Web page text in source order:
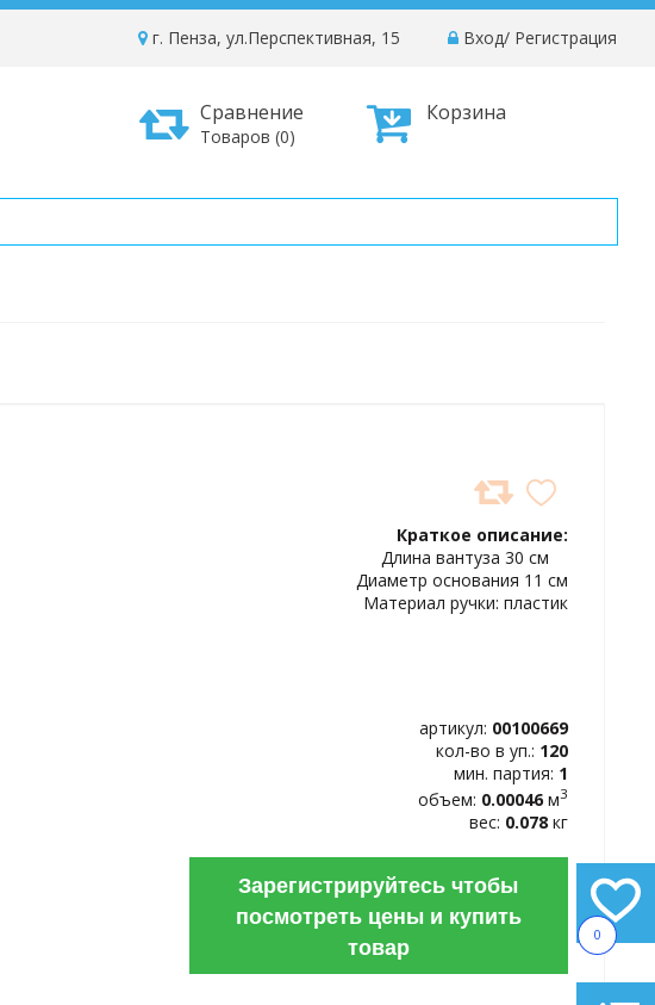
0
Вход/ Регистрация
г. Пенза, ул.Перспективная, 15
Корзина
Сравнение
Товаров (0)
Краткое описание:
Длина вантуза 30 см
Диаметр основания 11 см
Материал ручки: пластик
артикул: 00100669
кол-во в уп.: 120
мин. партия: 1
объем: 0.00046 м3
вес: 0.078 кг
Зарегистрируйтесь чтобы
посмотреть цены и купить
товар